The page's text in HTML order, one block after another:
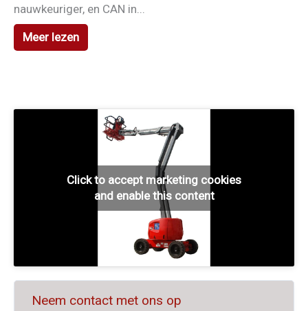
nauwkeuriger, en CAN in...
Meer lezen
Click to accept marketing cookies
and enable this content
Neem contact met ons op